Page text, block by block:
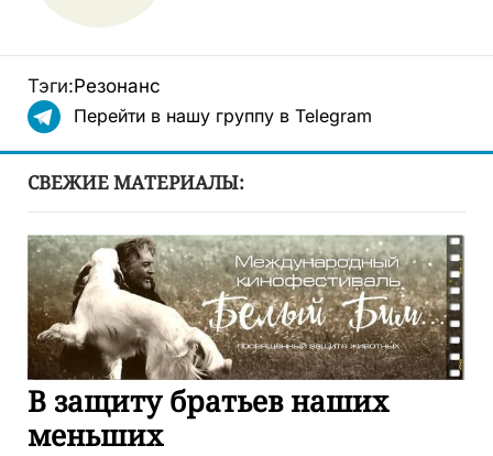
Тэги:Резонанс
Перейти в нашу группу в Telegram
СВЕЖИЕ МАТЕРИАЛЫ:
В защиту братьев наших
меньших